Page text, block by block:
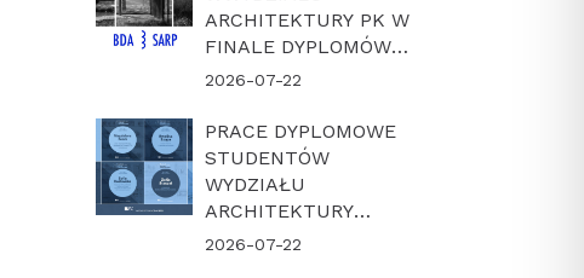
ARCHITEKTURY PK W
FINALE DYPLOMÓW
ROKU BDA-SARP 2026
2026-07-22
PRACE DYPLOMOWE
STUDENTÓW
WYDZIAŁU
ARCHITEKTURY
POLITECHNIKI
2026-07-22